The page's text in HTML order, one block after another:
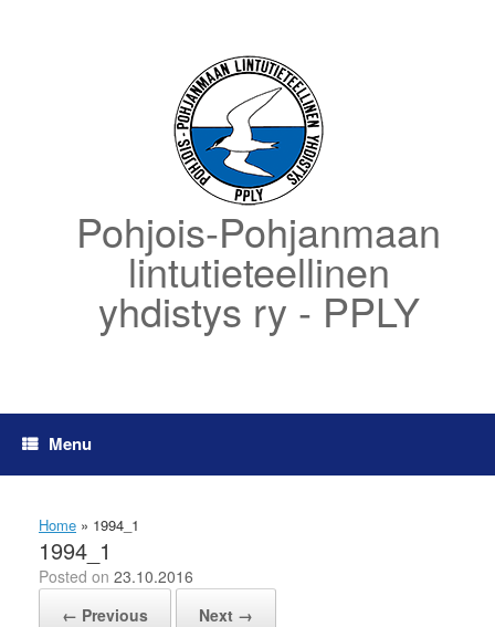
Pohjois-Pohjanmaan
lintutieteellinen
yhdistys ry - PPLY
Menu
Home » 1994_1
1994_1
Posted on 23.10.2016
← Previous
Next →